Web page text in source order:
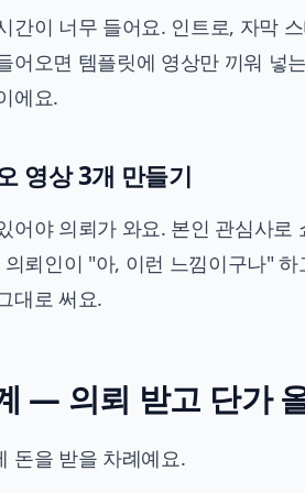
간이 너무 들어요. 인트로, 자막
어오면 템플릿에 영상만 끼워 넣
에요.
영상 3개 만들기
어야 의뢰가 와요. 본인 관심사
뢰인이 "아, 이런 느낌이구나"
대로 써요.
— 의뢰 받고 단가
돈을 받을 차례예요.